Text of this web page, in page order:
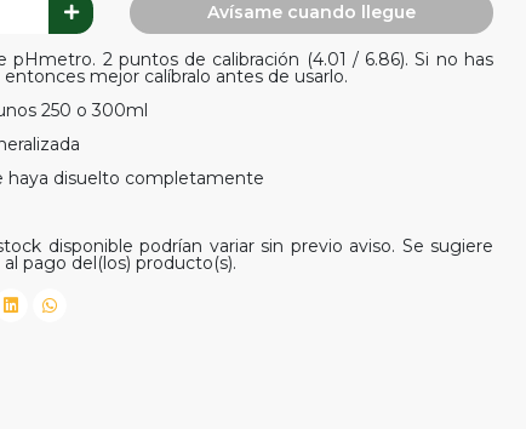
Avísame cuando llegue
pHmetro. 2 puntos de calibración (4.01 / 6.86). Si no has
mejor calíbralo antes de usarlo.
250 o 300ml
haya disuelto completamente
disponible podrían variar sin previo aviso. Se sugiere
pago del(los) producto(s).